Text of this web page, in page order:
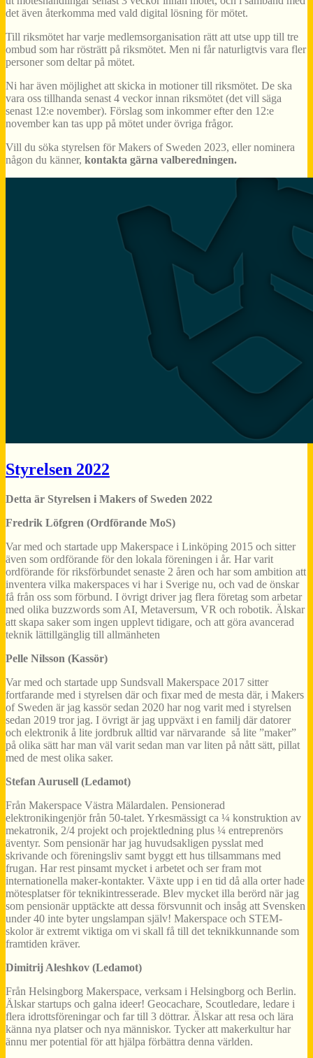
det även återkomma med vald digital lösning för mötet.
Till riksmötet har varje medlemsorganisation rätt att utse upp till tre
ombud som har rösträtt på riksmötet. Men ni får naturligtvis vara fler
personer som deltar på mötet.
Ni har även möjlighet att skicka in motioner till riksmötet. De ska
vara oss tillhanda senast 4 veckor innan riksmötet (det vill säga
senast 12:e november). Förslag som inkommer efter den 12:e
november kan tas upp på mötet under övriga frågor.
Vill du söka styrelsen för Makers of Sweden 2023, eller nominera
någon du känner, kontakta gärna valberedningen.
Styrelsen 2022
Detta är Styrelsen i Makers of Sweden 2022
Fredrik Löfgren (Ordförande MoS)
Var med och startade upp Makerspace i Linköping 2015 och sitter
även som ordförande för den lokala föreningen i år. Har varit
ordförande för riksförbundet senaste 2 åren och har som ambition att
inventera vilka makerspaces vi har i Sverige nu, och vad de önskar
få från oss som förbund. I övrigt driver jag flera företag som arbetar
med olika buzzwords som AI, Metaversum, VR och robotik. Älskar
att skapa saker som ingen upplevt tidigare, och att göra avancerad
teknik lättillgänglig till allmänheten
Pelle Nilsson (Kassör)
Var med och startade upp Sundsvall Makerspace 2017 sitter
fortfarande med i styrelsen där och fixar med de mesta där, i Makers
of Sweden är jag kassör sedan 2020 har nog varit med i styrelsen
sedan 2019 tror jag. I övrigt är jag uppväxt i en familj där datorer
och elektronik å lite jordbruk alltid var närvarande så lite ”maker”
på olika sätt har man väl varit sedan man var liten på nått sätt, pillat
med de mest olika saker.
Stefan Aurusell (Ledamot)
Från Makerspace Västra Mälardalen. Pensionerad
elektronikingenjör från 50-talet. Yrkesmässigt ca ¼ konstruktion av
mekatronik, 2/4 projekt och projektledning plus ¼ entreprenörs
äventyr. Som pensionär har jag huvudsakligen pysslat med
skrivande och föreningsliv samt byggt ett hus tillsammans med
frugan. Har rest pinsamt mycket i arbetet och ser fram mot
internationella maker-kontakter. Växte upp i en tid då alla orter hade
mötesplatser för teknikintresserade. Blev mycket illa berörd när jag
som pensionär upptäckte att dessa försvunnit och insåg att Svensken
under 40 inte byter ungslampan själv! Makerspace och STEM-
skolor är extremt viktiga om vi skall få till det teknikkunnande som
framtiden kräver.
Dimitrij Aleshkov (Ledamot)
Från Helsingborg Makerspace, verksam i Helsingborg och Berlin.
Älskar startups och galna ideer! Geocachare, Scoutledare, ledare i
flera idrottsföreningar och far till 3 döttrar. Älskar att resa och lära
känna nya platser och nya människor. Tycker att makerkultur har
ännu mer potential för att hjälpa förbättra denna världen.